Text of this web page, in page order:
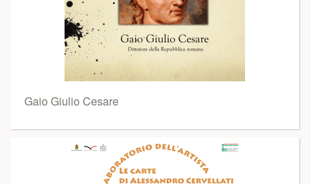
Gaio Giulio Cesare